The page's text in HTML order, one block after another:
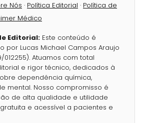
Nós · Política Editorial · Política de
Médico
Editorial: Este conteúdo é
por Lucas Michael Campos Araujo
012255). Atuamos com total
e rigor técnico, dedicados à
dependência química,
mental. Nosso compromisso é
de alta qualidade e utilidade
e acessível a pacientes e